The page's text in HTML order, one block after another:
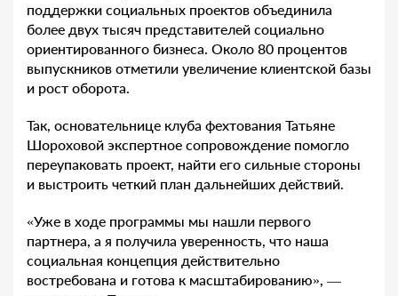
поддержки социальных проектов объединила
более двух тысяч представителей социально
ориентированного бизнеса. Около 80 процентов
выпускников отметили увеличение клиентской базы
и рост оборота.
Так, основательнице клуба фехтования Татьяне
Шороховой экспертное сопровождение помогло
переупаковать проект, найти его сильные стороны
и выстроить четкий план дальнейших действий.
«Уже в ходе программы мы нашли первого
партнера, а я получила уверенность, что наша
социальная концепция действительно
востребована и готова к масштабированию», —